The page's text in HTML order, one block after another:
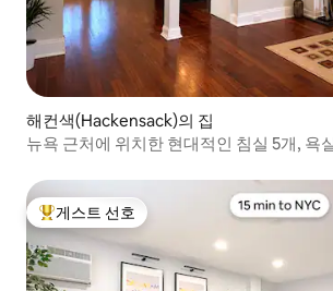
해컨색(Hackensack)의 집
뉴욕 근처에 위치한 현대적인 침실 5개, 욕
상위 게스트 선호
게스트 선호